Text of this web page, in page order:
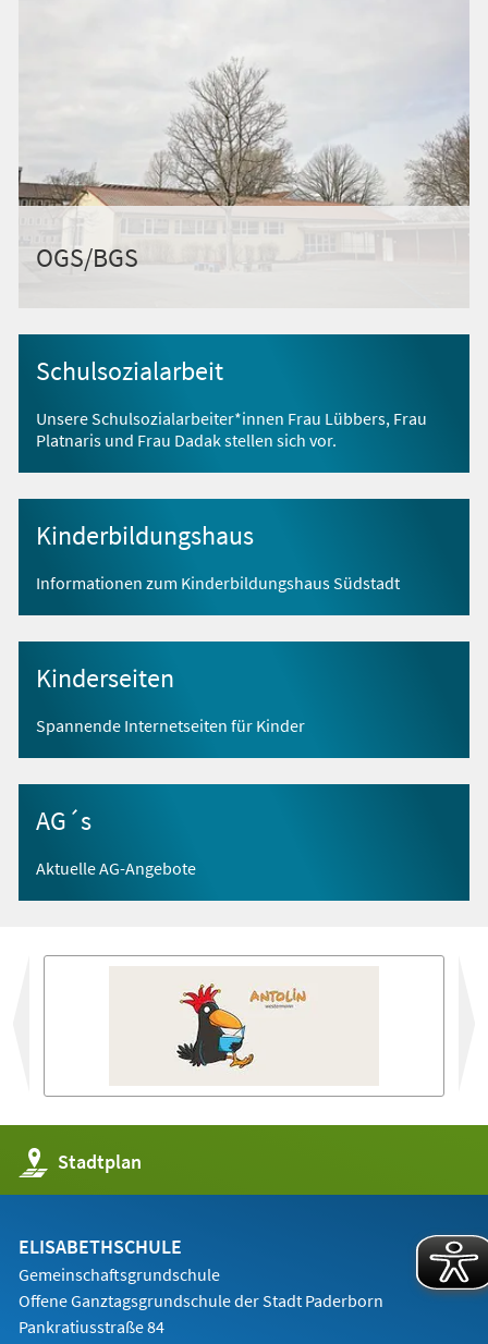
OGS/BGS
Schulsozialarbeit
Unsere Schulsozialarbeiter*innen Frau Lübbers, Frau
Platnaris und Frau Dadak stellen sich vor.
Kinderbildungshaus
Informationen zum Kinderbildungshaus Südstadt
Kinderseiten
Spannende Internetseiten für Kinder
AG´s
Aktuelle AG-Angebote
Stadtplan
(Öffnet
in
einem
Tab)
ELISABETHSCHULE
Gemeinschaftsgrundschule
Offene Ganztagsgrundschule der Stadt Paderborn
Pankratiusstraße 84